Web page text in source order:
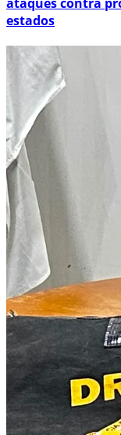
estados